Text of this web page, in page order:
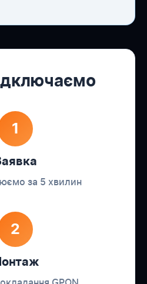
1
за 5 хвилин
2